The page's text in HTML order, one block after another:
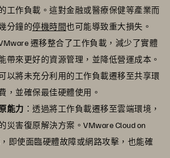
工作負載。這對金融或醫療保健等產業而
分鐘的停機時間也可能導致重大損失。
遷移整合了工作負載，減少了實體
帶來更好的資源管理，並降低營運成本。
以將未充分利用的工作負載遷移至共享環
，並確保最佳硬體使用。
能力 ：透過將工作負載遷移至雲端環境，
災害復原解決方案。VMware Cloud on
即使面臨硬體故障或網路攻擊，也能確